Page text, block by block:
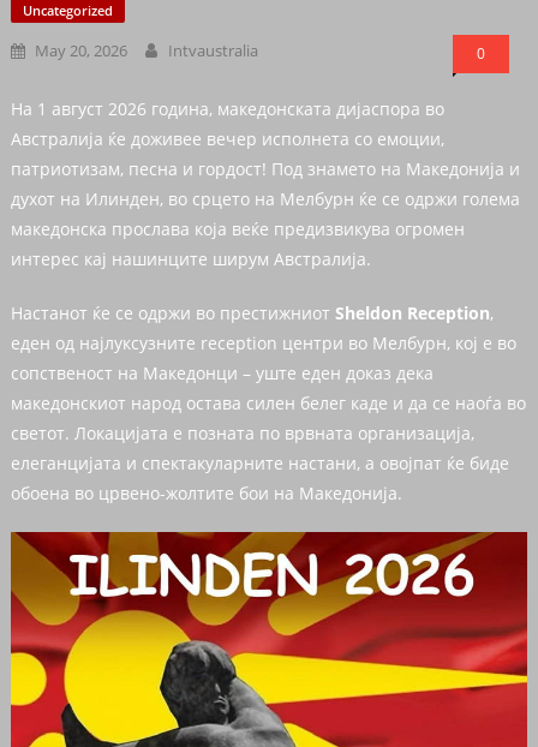
Uncategorized
May 20, 2026 Intvaustralia 0
На 1 август 2026 година, македонската дијаспора во
Австралија ќе доживее вечер исполнета со емоции,
патриотизам, песна и гордост! Под знамето на Македонија и
духот на Илинден, во срцето на Мелбурн ќе се одржи голема
македонска прослава која веќе предизвикува огромен
интерес кај нашинците ширум Австралија.
Настанот ќе се одржи во престижниот Sheldon Reception,
еден од најлуксузните reception центри во Мелбурн, кој е во
сопственост на Македонци – уште еден доказ дека
македонскиот народ остава силен белег каде и да се наоѓа во
светот. Локацијата е позната по врвната организација,
елеганцијата и спектакуларните настани, а овојпат ќе биде
обоена во црвено-жолтите бои на Македонија.